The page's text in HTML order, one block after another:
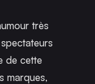
très
de cette
marques,